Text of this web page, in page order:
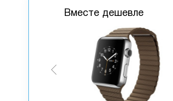
Вместе дешевле